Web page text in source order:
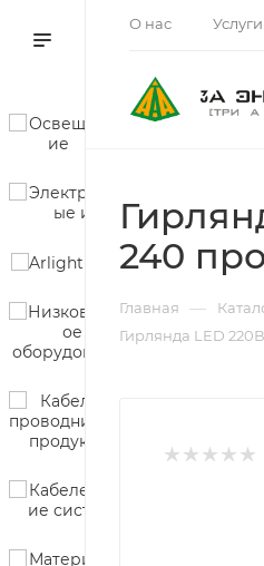
О нас Услуги
240
Главная —
Гирлянда LED